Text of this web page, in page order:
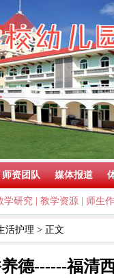
师资团队 媒体报道
学研究 教学资源 师生
活护理 > 正文
德------福清